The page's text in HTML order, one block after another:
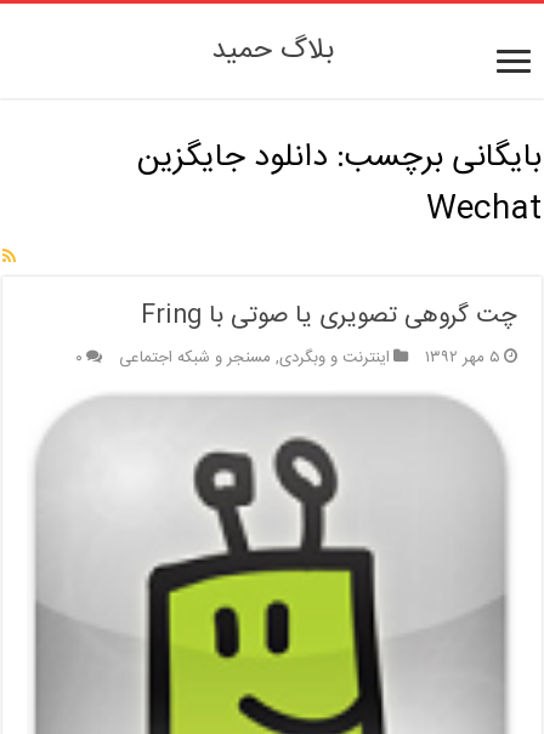
بلاگ حمید
بایگانی برچسب: دانلود جایگزین
Wechat
چت گروهی تصویری یا صوتی با Fring
۵ مهر ۱۳۹۲ اینترنت و وبگردی, مسنجر و شبکه اجتماعی ۰